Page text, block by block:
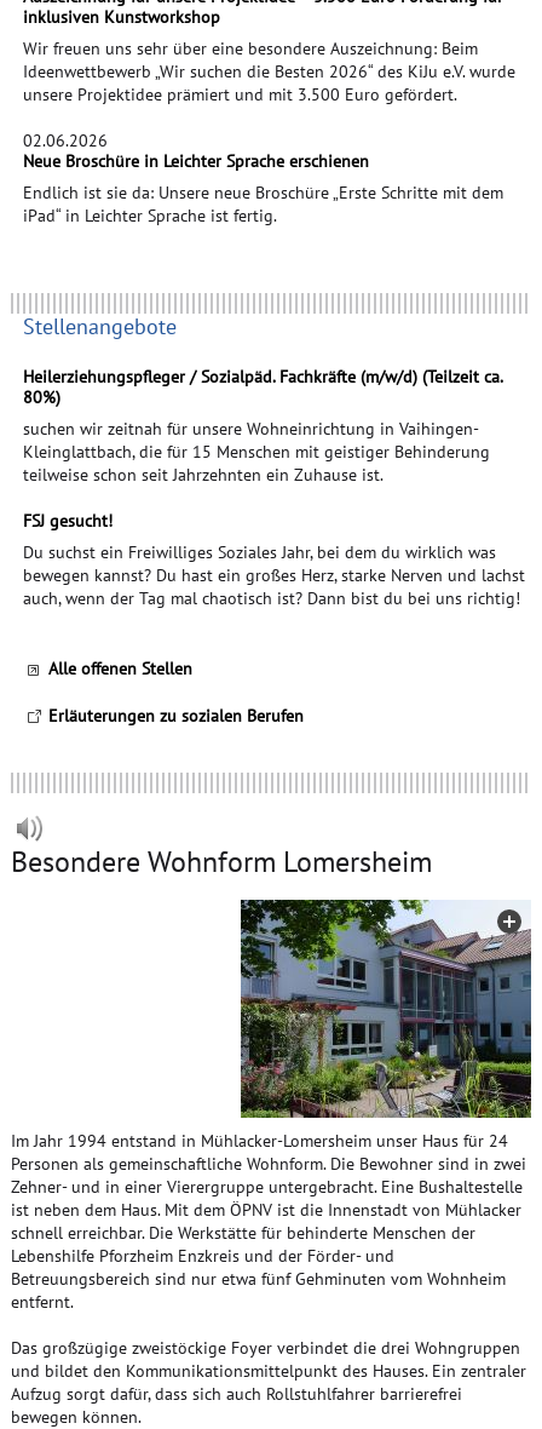
inklusiven Kunstworkshop
Wir freuen uns sehr über eine besondere Auszeichnung: Beim
Ideenwettbewerb „Wir suchen die Besten 2026“ des KiJu e.V. wurde
unsere Projektidee prämiert und mit 3.500 Euro gefördert.
02.06.2026
Neue Broschüre in Leichter Sprache erschienen
Endlich ist sie da: Unsere neue Broschüre „Erste Schritte mit dem
iPad“ in Leichter Sprache ist fertig.
Stellenangebote
Heilerziehungspfleger / Sozialpäd. Fachkräfte (m/w/d) (Teilzeit ca.
80%)
suchen wir zeitnah für unsere Wohneinrichtung in Vaihingen-
Kleinglattbach, die für 15 Menschen mit geistiger Behinderung
teilweise schon seit Jahrzehnten ein Zuhause ist.
FSJ gesucht!
Du suchst ein Freiwilliges Soziales Jahr, bei dem du wirklich was
bewegen kannst? Du hast ein großes Herz, starke Nerven und lachst
auch, wenn der Tag mal chaotisch ist? Dann bist du bei uns richtig!
Alle offenen Stellen
Erläuterungen zu sozialen Berufen
Besondere Wohnform Lomersheim
Im Jahr 1994 entstand in Mühlacker-Lomersheim unser Haus für 24
Personen als gemeinschaftliche Wohnform. Die Bewohner sind in zwei
Zehner- und in einer Vierergruppe untergebracht. Eine Bushaltestelle
ist neben dem Haus. Mit dem ÖPNV ist die Innenstadt von Mühlacker
schnell erreichbar. Die Werkstätte für behinderte Menschen der
Lebenshilfe Pforzheim Enzkreis und der Förder- und
Betreuungsbereich sind nur etwa fünf Gehminuten vom Wohnheim
entfernt.
Das großzügige zweistöckige Foyer verbindet die drei Wohngruppen
und bildet den Kommunikationsmittelpunkt des Hauses. Ein zentraler
Aufzug sorgt dafür, dass sich auch Rollstuhlfahrer barrierefrei
bewegen können.